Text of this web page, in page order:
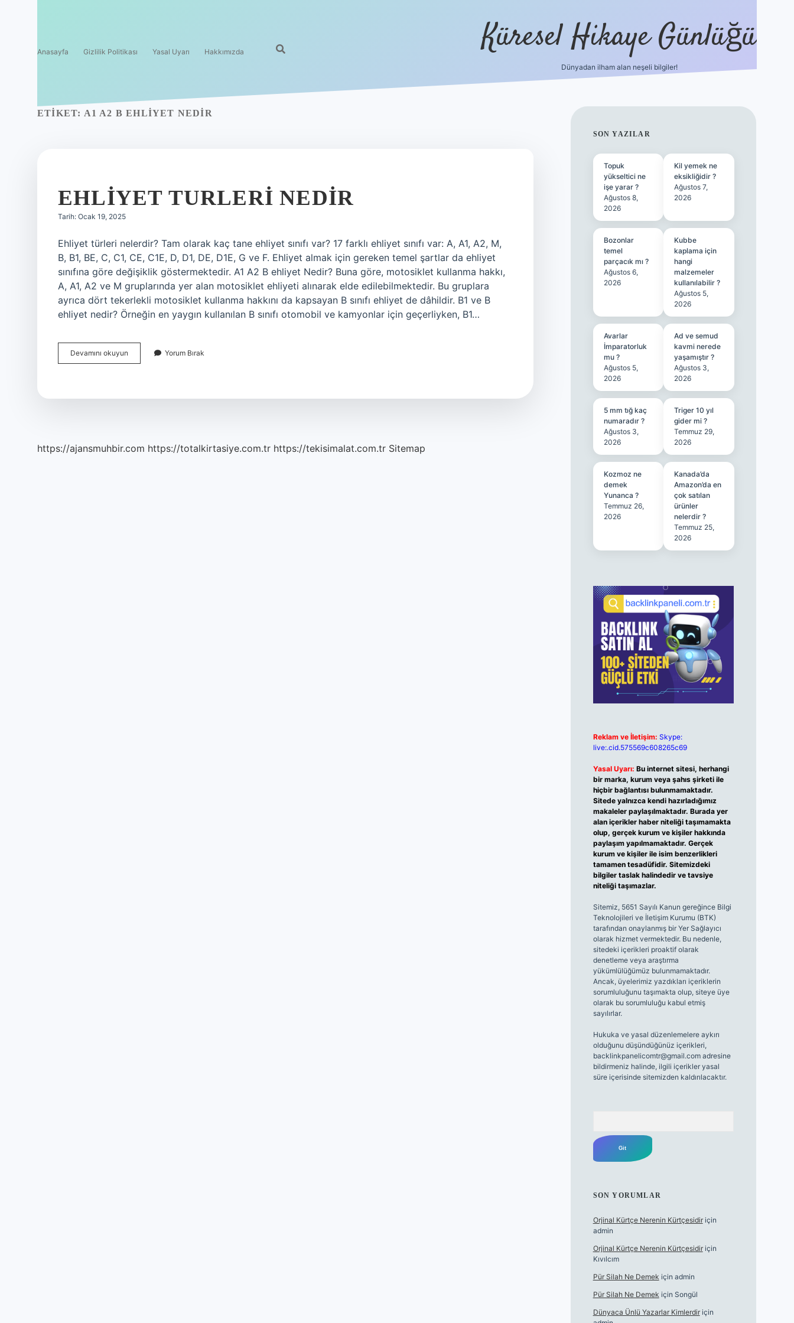
Anasayfa Gizlilik Politikası Yasal Uyarı Hakkımızda Küresel Hikaye Günlüğü
Dünyadan ilham alan neşeli bilgiler!
ETIKET: A1 A2 B EHLIYET NEDIR
EHLIYET TURLERI NEDIR
Tarih: Ocak 19, 2025
Ehliyet türleri nelerdir? Tam olarak kaç tane ehliyet sınıfı var? 17 farklı ehliyet sınıfı var: A, A1, A2, M,
B, B1, BE, C, C1, CE, C1E, D, D1, DE, D1E, G ve F. Ehliyet almak için gereken temel şartlar da ehliyet
sınıfına göre değişiklik göstermektedir. A1 A2 B ehliyet Nedir? Buna göre, motosiklet kullanma hakkı,
A, A1, A2 ve M gruplarında yer alan motosiklet ehliyeti alınarak elde edilebilmektedir. Bu gruplara
ayrıca dört tekerlekli motosiklet kullanma hakkını da kapsayan B sınıfı ehliyet de dâhildir. B1 ve B
ehliyet nedir? Örneğin en yaygın kullanılan B sınıfı otomobil ve kamyonlar için geçerliyken, B1…
Devamını okuyun
Turleri
Yorum Bırak
https://ajansmuhbir.com https://totalkirtasiye.com.tr https://tekisimalat.com.tr Sitemap
SIDEBAR
SON YAZILAR
Topuk
yükseltici ne
işe yarar ?
Ağustos 8,
2026
Kil yemek ne
eksikliğidir ?
Ağustos 7,
2026
Bozonlar
temel
parçacık mı ?
Ağustos 6,
2026
Kubbe
kaplama için
hangi
malzemeler
kullanılabilir ?
Ağustos 5,
2026
Avarlar
İmparatorluk
mu ?
Ağustos 5,
2026
Ad ve semud
kavmi nerede
yaşamıştır ?
Ağustos 3,
2026
5 mm tığ kaç
numaradır ?
Ağustos 3,
2026
Triger 10 yıl
gider mi ?
Temmuz 29,
2026
Kozmoz ne
demek
Yunanca ?
Temmuz 26,
2026
Kanada’da
Amazon’da en
çok satılan
ürünler
nelerdir ?
Temmuz 25,
2026
Reklam ve İletişim: Skype:
live:.cid.575569c608265c69
Yasal Uyarı: Bu internet sitesi, herhangi
bir marka, kurum veya şahıs şirketi ile
hiçbir bağlantısı bulunmamaktadır.
Sitede yalnızca kendi hazırladığımız
makaleler paylaşılmaktadır. Burada yer
alan içerikler haber niteliği taşımamakta
olup, gerçek kurum ve kişiler hakkında
paylaşım yapılmamaktadır. Gerçek
kurum ve kişiler ile isim benzerlikleri
tamamen tesadüfidir. Sitemizdeki
bilgiler taslak halindedir ve tavsiye
niteliği taşımazlar.
Sitemiz, 5651 Sayılı Kanun gereğince Bilgi
Teknolojileri ve İletişim Kurumu (BTK)
tarafından onaylanmış bir Yer Sağlayıcı
olarak hizmet vermektedir. Bu nedenle,
sitedeki içerikleri proaktif olarak
denetleme veya araştırma
yükümlülüğümüz bulunmamaktadır.
Ancak, üyelerimiz yazdıkları içeriklerin
sorumluluğunu taşımakta olup, siteye üye
olarak bu sorumluluğu kabul etmiş
sayılırlar.
Hukuka ve yasal düzenlemelere aykırı
olduğunu düşündüğünüz içerikleri,
backlinkpanelicomtr@gmail.comadresine
bildirmeniz halinde, ilgili içerikler yasal
süre içerisinde sitemizden kaldırılacaktır.
SON YORUMLAR
Orjinal Kürtçe Nerenin Kürtçesidiriçin
admin
Orjinal Kürtçe Nerenin Kürtçesidiriçin
Kıvılcım
Pür Silah Ne Demek için admin
Pür Silah Ne Demek için Songül
Dünyaca Ünlü Yazarlar Kimlerdiriçin
betexper